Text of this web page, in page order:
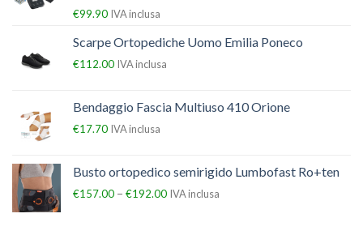
€99.90 IVA inclusa
Scarpe Ortopediche Uomo Emilia Poneco
€112.00 IVA inclusa
Bendaggio Fascia Multiuso 410 Orione
€17.70 IVA inclusa
Busto ortopedico semirigido Lumbofast Ro+ten
€157.00 – €192.00 IVA inclusa